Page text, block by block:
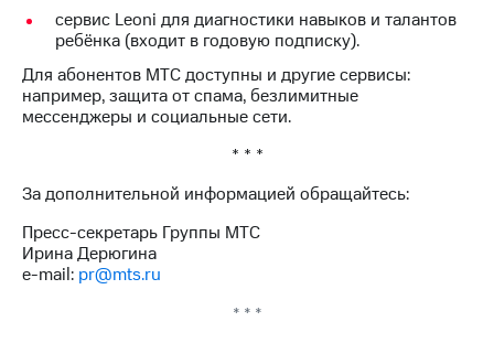
Порядок
выкупа
акций
Дивиденды
Рынок
облигаций
Еврооблигации-2023
о
погашении
именных
сервис Leoni для диагностики навыков и талантов
ребёнка (входит в годовую подписку).
Для абонентов МТС доступны и другие сервисы:
например, защита от спама, безлимитные
мессенджеры и социальные сети.
* * *
За дополнительной информацией обращайтесь:
Пресс-секретарь Группы МТС
Ирина Дерюгина
e-mail: pr@mts.ru
* * *